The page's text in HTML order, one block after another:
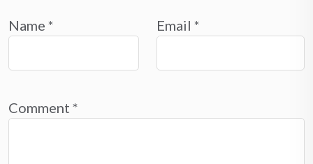
Name * Email *
Comment *